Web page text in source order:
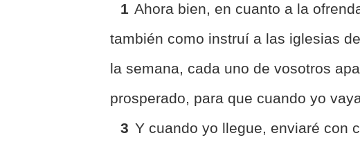
1 Ahora bien, en cuanto a la
también como instruí a las iglesias
la semana, cada uno de vosotros
prosperado, para que cuando yo
3 Y cuando yo llegue, enviaré con